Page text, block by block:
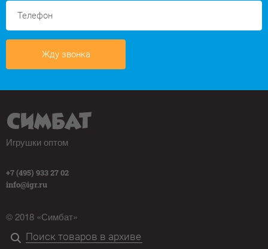
Жду звонка
Игрушки оптом
+7 (495) 933 27 02
info@igr.ru
© 2018 «Симбат»